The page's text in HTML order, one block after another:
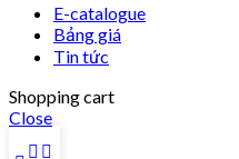
E-catalogue
Bảng giá
Tin tức
Shopping cart
Close